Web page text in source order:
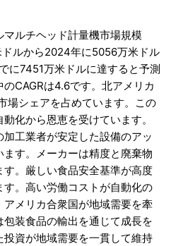
ルチヘッド計量機市場規模
ルから2024年に5056万米ドル
に7451万米ドルに達すると予測
CAGRは4.6です。北アメリカ
場シェアを占めています。この
化から恩恵を受けています。
工業者が安定した設備のアッ
す。メーカーは精度と廃棄物
。厳しい食品安全基準が高度
。高い労働コストが自動化の
メリカ合衆国が地域需要を牽
装食品の輸出を通じて成長を
資が地域需要を一貫して維持